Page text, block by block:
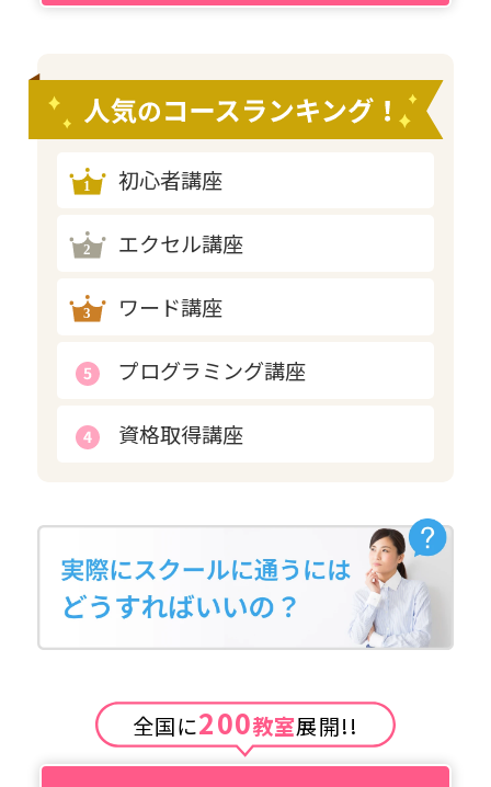
初心者講座
エクセル講座
ワード講座
プログラミング講座
資格取得講座
全国に200教室展開!!